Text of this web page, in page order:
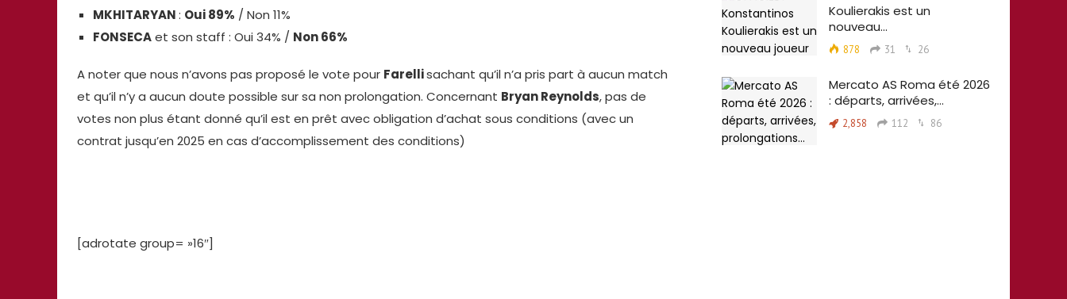
MKHITARYAN: Oui 89% / Non 11%
FONSECAet son staff : Oui 34% / Non 66%
A noter que nous n’avons pas proposé le vote pour Farellisachant qu’il n’a pris part à aucun match
et qu’il n’y a aucun doute possible sur sa non prolongation. Concernant Bryan Reynolds, pas de
votes non plus étant donné qu’il est en prêt avec obligation d’achat sous conditions (avec un
contrat jusqu’en 2025 en cas d’accomplissement des conditions)
[adrotate group= »16″]
Koulierakis est un
nouveau…
878 31 26
Mercato AS Roma été 2026
: départs, arrivées,…
2,858 112 86